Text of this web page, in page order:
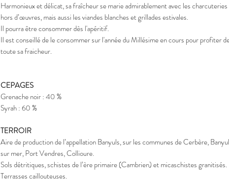
Harmonieux et délicat, sa fraîcheur se marie admirablement avec les
hors d’œuvres, mais aussi les viandes blanches et grillades estivales.
Il pourra être consommer dès l'apéritif.
Il est conseillé de le consommer sur l'année du Millésime en cours pour profiter
toute sa fraicheur.
CEPAGES
Grenache noir : 40 %
Syrah : 60 %
TERROIR
Aire de production de l’appellation Banyuls, sur les communes de Cerbère,
sur mer, Port Vendres, Collioure.
Sols détritiques, schistes de l’ère primaire (Cambrien) et micaschistes granitisés.
Terrasses caillouteuses.